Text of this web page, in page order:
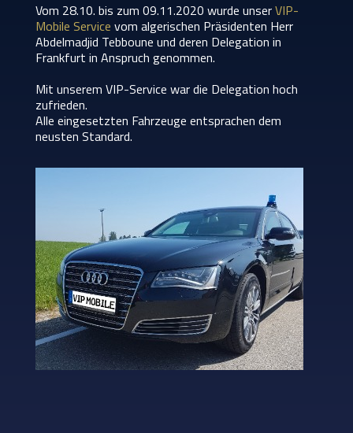
Vom 28.10. bis zum 09.11.2020 wurde unserVIP-
Mobile Service vom algerischen Präsidenten Herr
Abdelmadjid Tebboune und deren Delegation in
Frankfurt in Anspruch genommen.
Mit unserem VIP-Service war die Delegation hoch
zufrieden.
Alle eingesetzten Fahrzeuge entsprachen dem
neusten Standard.